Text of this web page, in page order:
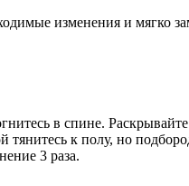
изменения и мягко
в спине.
тянитесь к полу, но
3 раза.